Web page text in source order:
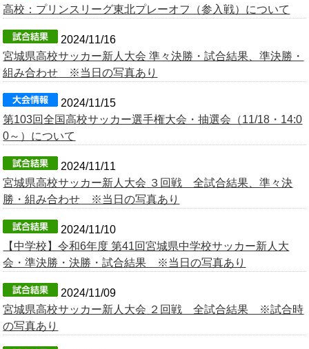
高校：プリンスリーグ東北プレーオフ（参入戦）について
2024/11/16
宮城県高校サッカー新人大会 準々決勝・試合結果、準決勝・
組み合わせ ※当日の写真あり
2024/11/15
第103回全国高校サッカー選手権大会・抽選会（11/18・14:0
0～）について
2024/11/11
宮城県高校サッカー新人大会 ３回戦 全試合結果、準々決
勝・組み合わせ ※当日の写真あり
2024/11/10
【中学校】令和6年度 第41回宮城県中学校サッカー新人大
会・準決勝・決勝・試合結果 ※当日の写真あり
2024/11/09
宮城県高校サッカー新人大会 ２回戦 全試合結果 ※試合時
の写真あり